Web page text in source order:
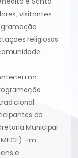
visitantes,
religiosas
no
da
Municipal
Em
e